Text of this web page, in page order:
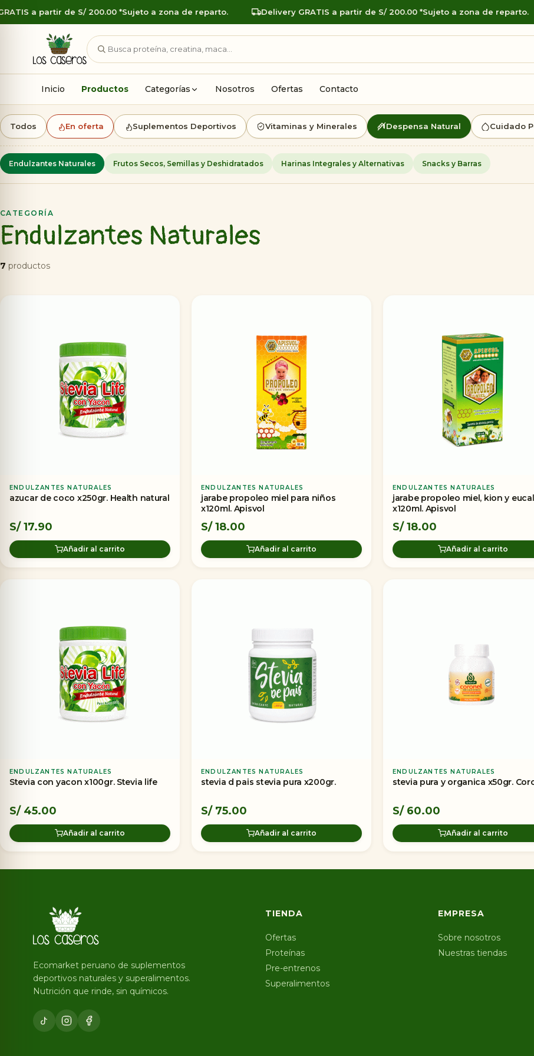
Saltar
al
contenido
a partir de S/ 200.00 *Sujeto a zona de reparto. Delivery GRATIS a partir de S/ 200.00 *Sujeto a zona de reparto.
Buscar
Inicio Productos Categorías Nosotros Ofertas Contacto
Todos En oferta Suplementos Deportivos Vitaminas y Minerales Despensa Natural Cuidado
Endulzantes Naturales Frutos Secos, Semillas y Deshidratados Harinas Integrales y Alternativas Snacks y Barras
CATEGORÍA
Endulzantes Naturales
7 productos
ENDULZANTES NATURALES
azucar de coco x250gr. Health natural
S/17.90
Añadir al carrito
ENDULZANTES NATURALES
jarabe propoleo miel para niños
x120ml. Apisvol
S/18.00
Añadir al carrito
ENDULZANTES NATURALES
jarabe propoleo miel, kion y
x120ml. Apisvol
S/18.00
Añadir al carrito
ENDULZANTES NATURALES
Stevia con yacon x100gr. Stevia life
S/45.00
Añadir al carrito
ENDULZANTES NATURALES
stevia d pais stevia pura x200gr.
S/75.00
Añadir al carrito
ENDULZANTES NATURALES
stevia pura y organica x50gr.
S/60.00
Añadir al carrito
Ecomarket peruano de suplementos
deportivos naturales y superalimentos.
Nutrición que rinde, sin químicos.
TIENDA
Ofertas
Proteínas
Pre-entrenos
Superalimentos
EMPRESA
Sobre nosotros
Nuestras tiendas